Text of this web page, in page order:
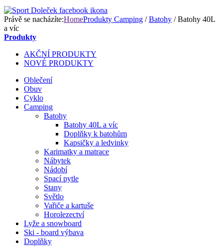
Právě se nacházíte:HomeProdukty Camping /Batohy / Batohy 40L
a víc
Produkty
AKČNÍ PRODUKTY
NOVÉ PRODUKTY
Oblečení
Obuv
Cyklo
Camping
Batohy
Batohy 40L a víc
Doplňky k batohům
Kapsičky a ledvinky
Karimatky a matrace
Nábytek
Nádobí
Spací pytle
Stany
Světlo
Vařiče a kartuše
Horolezectví
Lyže a snowboard
Ski - board výbava
Doplňky